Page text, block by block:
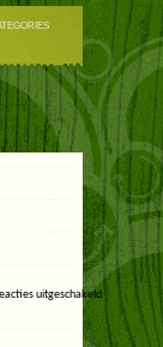
uitgeschakeldvoor
Groen
dak